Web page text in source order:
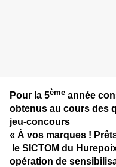
Pour la 5ème année
obtenus au cours des
jeu-concours
« À vos marques !
le SICTOM du
opération de